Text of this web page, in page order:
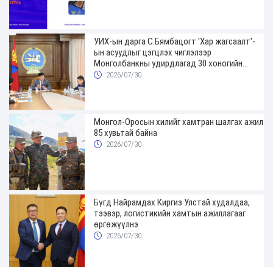
УИХ-ын дарга С.Бямбацогт 'Хар жагсаалт'-
ын асуудлыг цэгцлэх чиглэлээр
Монголбанкны удирдлагад 30 хоногийн
хугацаатай үүрэг өглөө
2026/07/30
Монгол-Оросын хилийг хамтран шалгах ажил
85 хувьтай байна
2026/07/30
Бүгд Найрамдах Киргиз Улстай худалдаа,
тээвэр, логистикийн хамтын ажиллагааг
өргөжүүлнэ
2026/07/30